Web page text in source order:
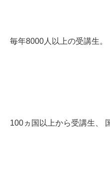
毎年8000人以上の受講生。
100ヵ国以上から受講生、